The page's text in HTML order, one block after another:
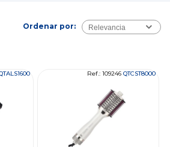
Ordenar por: Relevancia
Ref.: 109246 QTCST8000